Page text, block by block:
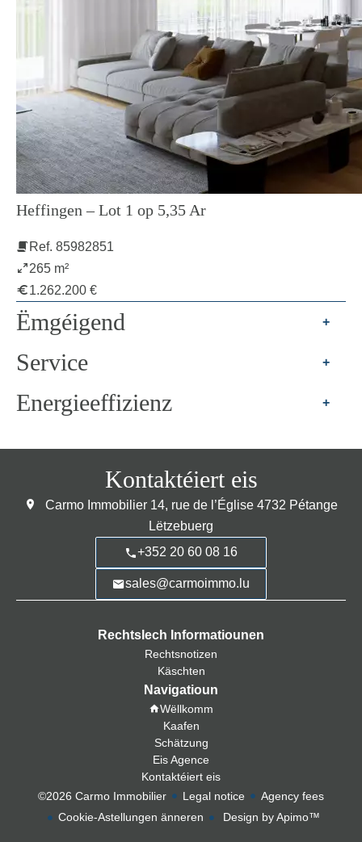
Heffingen – Lot 1 op 5,35 Ar
Ref. 85982851
265 m²
1.262.200 €
Ëmgéigend +
Service +
Energieeffizienz +
Kontaktéiert eis
Carmo Immobilier 14, rue de l’Église 4732 Pétange
Lëtzebuerg
+352 20 60 08 16
sales@carmoimmo.lu
Rechtslech Informatiounen
Rechtsnotizen
Käschten
Navigatioun
Wëllkomm
Kaafen
Schätzung
Eis Agence
Kontaktéiert eis
©2026 Carmo Immobilier
Legal notice
Agency fees
Cookie-Astellungen änneren
Design byApimo™